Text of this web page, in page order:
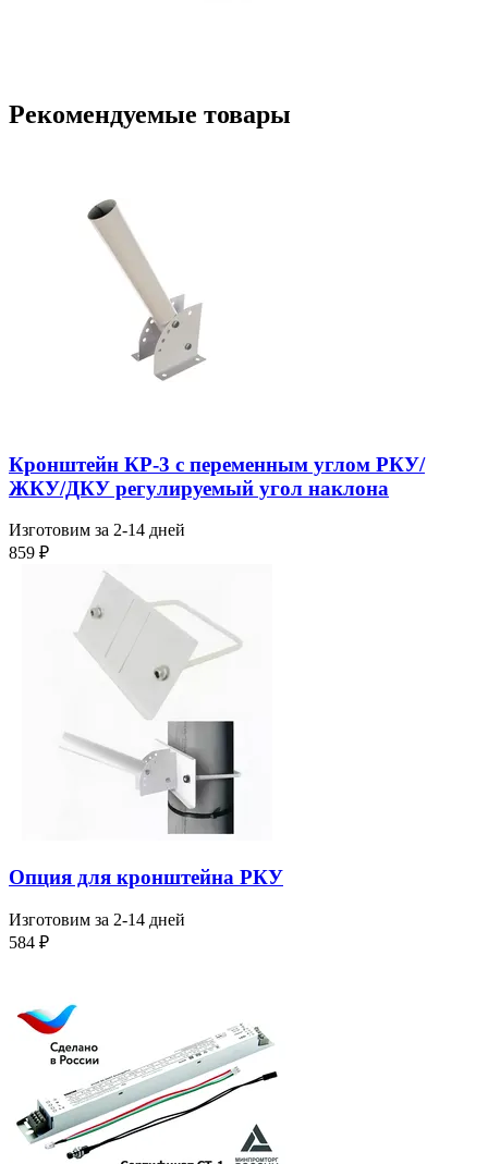
Рекомендуемые товары
Кронштейн КР-3 с переменным углом РКУ/
ЖКУ/ДКУ регулируемый угол наклона
Изготовим за 2-14 дней
859 ₽
Опция для кронштейна РКУ
Изготовим за 2-14 дней
584 ₽